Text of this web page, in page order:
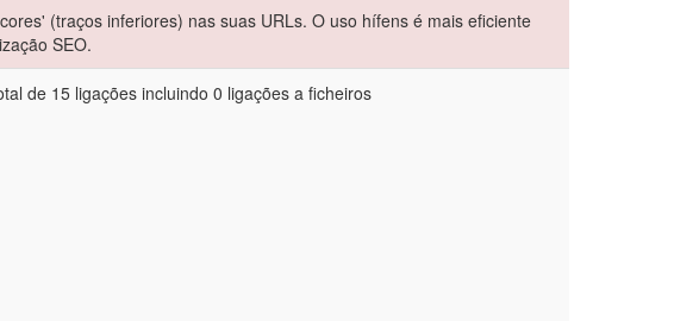
(traços inferiores) nas suas URLs. O uso hífens é mais eficiente
SEO.
de 15 ligações incluindo 0 ligações a ficheiros